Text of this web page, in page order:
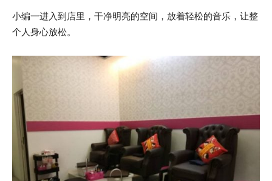
小编一进入到店里，干净明亮的空间，放着轻松的音乐，让整
个人身心放松。